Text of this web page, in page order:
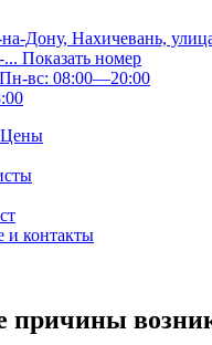
на-Дону, Нахичевань,
... Показать номер
вс: 08:00—20:00
Цены
и контакты
причины